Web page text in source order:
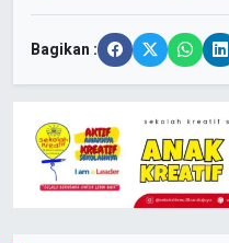
Bagikan :